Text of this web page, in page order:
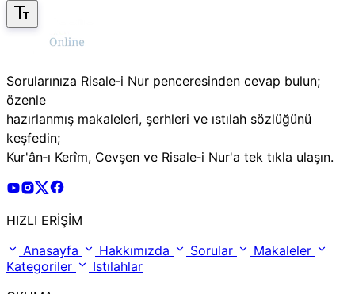
Sorularınıza Risale‑i Nur penceresinden cevap bulun;
özenle
hazırlanmış makaleleri, şerhleri ve ıstılah sözlüğünü
keşfedin;
Kur'ân‑ı Kerîm, Cevşen ve Risale‑i Nur'a tek tıkla ulaşın.
Risale Online Youtube Hesabı
Risale Online Instagram Hesabı
Risale Online X Hesabı
HIZLI ERİŞİM
Anasayfa
Hakkımızda Sorular
Makaleler
Kategoriler
Istılahlar